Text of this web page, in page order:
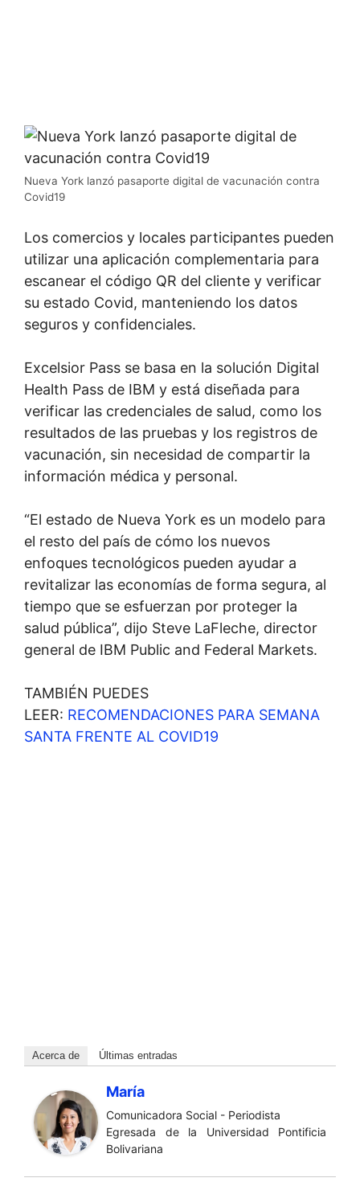
Nueva York lanzó pasaporte digital de vacunación contra
Covid19
Los comercios y locales participantes pueden
utilizar una aplicación complementaria para
escanear el código QR del cliente y verificar
su estado Covid, manteniendo los datos
seguros y confidenciales.
Excelsior Pass se basa en la solución Digital
Health Pass de IBM y está diseñada para
verificar las credenciales de salud, como los
resultados de las pruebas y los registros de
vacunación, sin necesidad de compartir la
información médica y personal.
“El estado de Nueva York es un modelo para
el resto del país de cómo los nuevos
enfoques tecnológicos pueden ayudar a
revitalizar las economías de forma segura, al
tiempo que se esfuerzan por proteger la
salud pública”, dijo Steve LaFleche, director
general de IBM Public and Federal Markets.
TAMBIÉN PUEDES
LEER: RECOMENDACIONES PARA SEMANA
SANTA FRENTE AL COVID19
Acerca de Últimas entradas
María
Comunicadora Social - Periodista
Egresada de la Universidad Pontificia
Bolivariana